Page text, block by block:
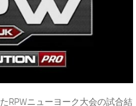
RPWニューヨーク大会の試合結